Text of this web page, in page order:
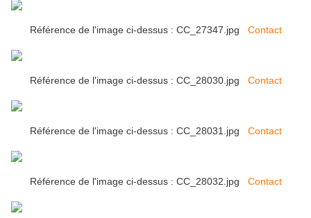
Référence de l'image ci-dessus : CC_27347.jpg Contact
Référence de l'image ci-dessus : CC_28030.jpg Contact
Référence de l'image ci-dessus : CC_28031.jpg Contact
Référence de l'image ci-dessus : CC_28032.jpg Contact